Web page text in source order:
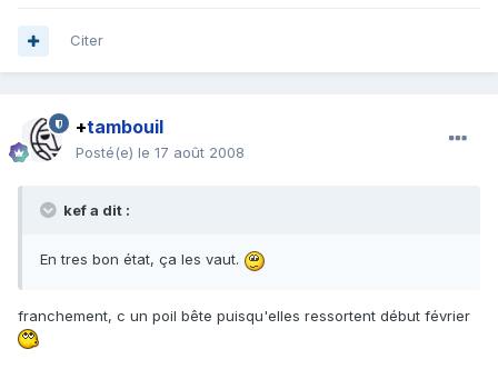
Citer
+tambouil
Posté(e) le 17 août 2008
kef a dit :
En tres bon état, ça les vaut.
franchement, c un poil bête puisqu'elles ressortent début février